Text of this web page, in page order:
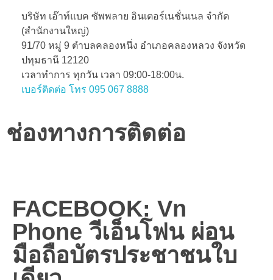
บริษัท เอ๊าท์แบค ซัพพลาย อินเตอร์เนชั่นเนล จำกัด
(สำนักงานใหญ่)
91/70 หมู่ 9 ตำบลคลองหนึ่ง อำเภอคลองหลวง จังหวัด
ปทุมธานี 12120
เวลาทำการ ทุกวัน เวลา 09:00-18:00น.
เบอร์ติดต่อ โทร 095 067 8888
ช่องทางการติดต่อ
FACEBOOK: Vn
Phone วีเอ็นโฟน ผ่อน
มือถือบัตรประชาชนใบ